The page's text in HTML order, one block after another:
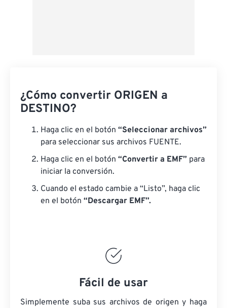
¿Cómo convertir ORIGEN a
DESTINO?
Haga clic en el botón “Seleccionar archivos”
para seleccionar sus archivos FUENTE.
Haga clic en el botón “Convertir a EMF” para
iniciar la conversión.
Cuando el estado cambie a “Listo”, haga clic
en el botón “Descargar EMF”.
Fácil de usar
Simplemente suba sus archivos de origen y haga